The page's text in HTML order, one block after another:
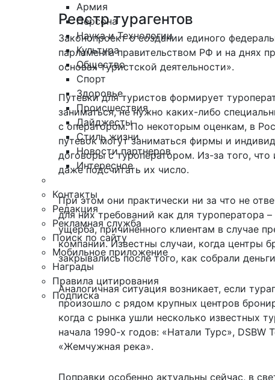
Армия
Персона
Наука и Технологии
Культура
Общество
Спорт
Здоровье
Происшествия
Дайджесты
Стиль жизни
Новости партнеров
Интересное
Контакты
Редакция
Рекламная служба
Поиск по сайту
Мобильное приложение
Награды
Правила цитирования
Подписка
Реестр турагентов
Законопроект о создании единого
парламента правительством РФ и на днях
основах туристской деятельности».
Путевки для туристов формирует
заниматься, не нужно каких-либо
с оператором. По некоторым оценкам, в
путевок могут заниматься фирмы и
договоры с туроператором. Из-за того,
даже подсчитать их число.
При этом они практически ни за что не
для них требований как для туроператора
ущерба, причиненного клиентам в случае
компании. Известны случаи, когда центры
закрывались после того, как собрали
Аналогичная ситуация возникает, если
произошло с рядом крупных центров
когда с рынка ушли несколько известных
начала 1990-х годов: «Натали Турс», DSBW
«Жемчужная река».
Поправки особенно актуальны сейчас, в